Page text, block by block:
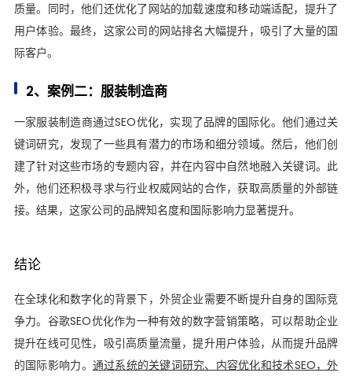
质量。同时，他们还优化了网站的加载速度和移动端适配，提升了
用户体验。最终，这家公司的网站排名大幅提升，吸引了大量的国
际客户。
2、案例二：服装制造商
一家服装制造商通过SEO优化，实现了品牌的国际化。他们通过关
键词研究，发现了一些具有潜力的市场和细分领域。然后，他们创
建了针对这些市场的专题内容，并在内容中自然地融入关键词。此
外，他们还积极寻求与行业权威网站的合作，获取高质量的外部链
接。结果，这家公司的品牌知名度和国际影响力显著提升。
结论
在全球化和数字化的背景下，外贸企业需要不断提升自身的国际竞
争力。谷歌SEO优化作为一种有效的数字营销策略，可以帮助企业
提升在线可见性，吸引高质量流量，提升用户体验，从而提升品牌
的国际影响力。 通过系统的关键词研究、内容优化和技术SEO，外